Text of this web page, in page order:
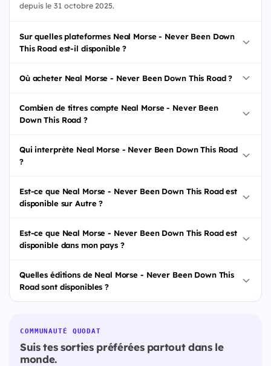
depuis le 31 octobre 2025.
Sur quelles plateformes Neal Morse - Never Been Down
This Road est-il disponible ?
Où acheter Neal Morse - Never Been Down This Road ?
Combien de titres compte Neal Morse - Never Been
Down This Road ?
Qui interprète Neal Morse - Never Been Down This Road
?
Est-ce que Neal Morse - Never Been Down This Road est
disponible sur Autre ?
Est-ce que Neal Morse - Never Been Down This Road est
disponible dans mon pays ?
Quelles éditions de Neal Morse - Never Been Down This
Road sont disponibles ?
COMMUNAUTÉ QUODAT
Suis tes sorties préférées partout dans le
monde.